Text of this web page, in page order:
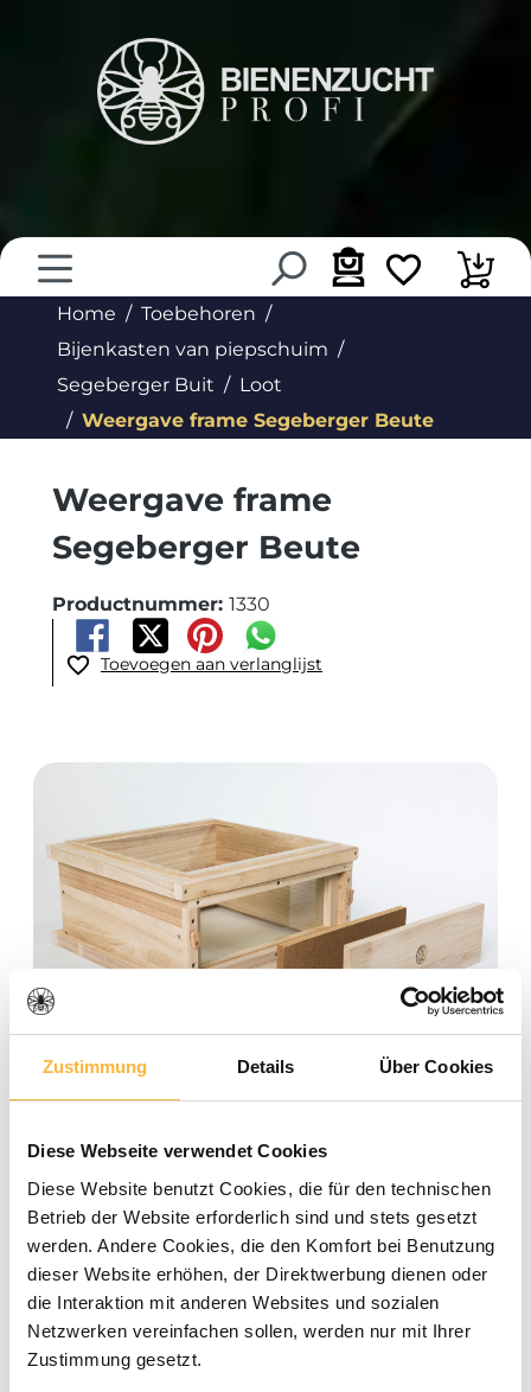
Zustimmung Details Über Cookies
Diese Webseite verwendet Cookies
Diese Website benutzt Cookies, die für den technischen
Betrieb der Website erforderlich sind und stets gesetzt
werden. Andere Cookies, die den Komfort bei Benutzung
dieser Website erhöhen, der Direktwerbung dienen oder
die Interaktion mit anderen Websites und sozialen
Netzwerken vereinfachen sollen, werden nur mit Ihrer
Zustimmung gesetzt.
Home
Toebehoren
Bijenkasten van piepschuim
Segeberger Buit
Loot
Weergave frame Segeberger Beute
Weergave frame
Segeberger Beute
Productnummer: 1330
Toevoegen aan verlanglijst
Afbeeldingengalerij overslaan
€ 64,90*
Prijzen incl. BTW en excl. verzendkosten
Beschikbaar binnen de aangegeven
levertijd